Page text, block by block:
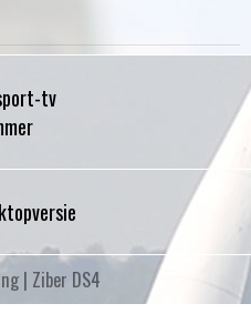
tv
| Ziber DS4